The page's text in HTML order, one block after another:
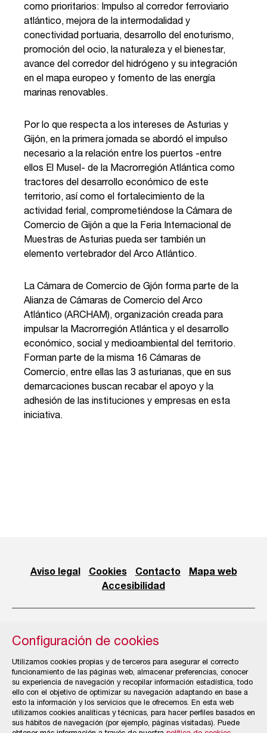
como prioritarios: Impulso al corredor ferroviario
atlántico, mejora de la intermodalidad y
conectividad portuaria, desarrollo del enoturismo,
promoción del ocio, la naturaleza y el bienestar,
avance del corredor del hidrógeno y su integración
en el mapa europeo y fomento de las energía
marinas renovables.
Por lo que respecta a los intereses de Asturias y
Gijón, en la primera jornada se abordó el impulso
necesario a la relación entre los puertos -entre
ellos El Musel- de la Macrorregión Atlántica como
tractores del desarrollo económico de este
territorio, así como el fortalecimiento de la
actividad ferial, comprometiéndose la Cámara de
Comercio de Gijón a que la Feria Internacional de
Muestras de Asturias pueda ser también un
elemento vertebrador del Arco Atlántico.
La Cámara de Comercio de Gjón forma parte de la
Alianza de Cámaras de Comercio del Arco
Atlántico (ARCHAM), organización creada para
impulsar la Macrorregión Atlántica y el desarrollo
económico, social y medioambiental del territorio.
Forman parte de la misma 16 Cámaras de
Comercio, entre ellas las 3 asturianas, que en sus
demarcaciones buscan recabar el apoyo y la
adhesión de las instituciones y empresas en esta
iniciativa.
Aviso legal Cookies Contacto
Mapa web
Accesibilidad
Navegación de Gijón
Configuración de cookies
Utilizamos cookies propias y de terceros para asegurar el correcto
funcionamiento de las páginas web, almacenar preferencias, conocer
su experiencia de navegación y recopilar información estadística, todo
ello con el objetivo de optimizar su navegación adaptando en base a
esto la información y los servicios que le ofrecemos. En esta web
utilizamos cookies analíticas y técnicas, para hacer perfiles basados en
sus hábitos de navegación (por ejemplo, páginas visitadas). Puede